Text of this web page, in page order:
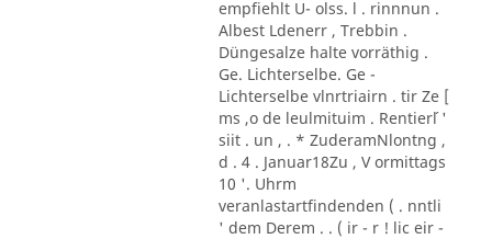
empfiehlt U- olss. l . rinnnun .
Albest Ldenerr , Trebbin .
Düngesalze halte vorräthig .
Ge. Lichterselbe. Ge -
Lichterselbe vlnrtriairn . tir Ze [
ms ,o de leulmituim . Rentier´l '
siit . un , . * ZuderamNlontng ,
d . 4 . Januar18Zu , V ormittags
10 '. Uhrm
veranlastartfindenden ( . nntli
' dem Derem . . ( ir - r ! lic eir -